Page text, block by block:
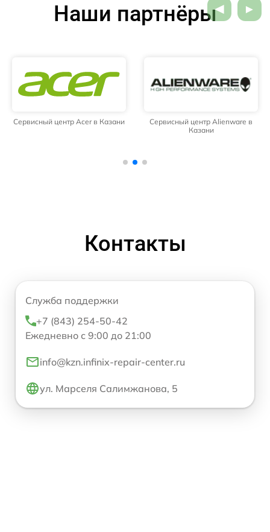
Наши партнёры
Сервисный центр Acer в Казани
Сервисный центр Alienware в
Казани
Контакты
Служба поддержки
+7 (843) 254-50-42
Ежедневно с 9:00 до 21:00
info@kzn.infinix-repair-center.ru
ул. Марселя Салимжанова, 5